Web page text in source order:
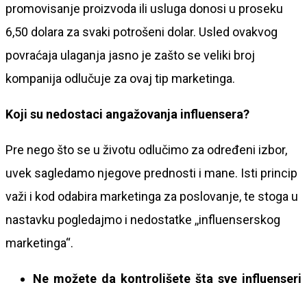
promovisanje proizvoda ili usluga donosi u proseku
6,50 dolara za svaki potrošeni dolar. Usled ovakvog
povraćaja ulaganja jasno je zašto se veliki broj
kompanija odlučuje za ovaj tip marketinga.
Koji su nedostaci angažovanja influensera?
Pre nego što se u životu odlučimo za određeni izbor,
uvek sagledamo njegove prednosti i mane. Isti princip
važi i kod odabira marketinga za poslovanje, te stoga u
nastavku pogledajmo i nedostatke ,,influenserskog
marketinga“.
Ne možete da kontrolišete šta sve influenseri